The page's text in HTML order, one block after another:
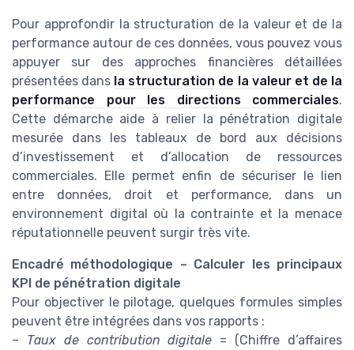
Pour approfondir la structuration de la valeur et de la
performance autour de ces données, vous pouvez vous
appuyer sur des approches financières détaillées
présentées dans la structuration de la valeur et de la
performance pour les directions commerciales.
Cette démarche aide à relier la pénétration digitale
mesurée dans les tableaux de bord aux décisions
d’investissement et d’allocation de ressources
commerciales. Elle permet enfin de sécuriser le lien
entre données, droit et performance, dans un
environnement digital où la contrainte et la menace
réputationnelle peuvent surgir très vite.
Encadré méthodologique – Calculer les principaux
KPI de pénétration digitale
Pour objectiver le pilotage, quelques formules simples
peuvent être intégrées dans vos rapports :
– Taux de contribution digitale = (Chiffre d’affaires